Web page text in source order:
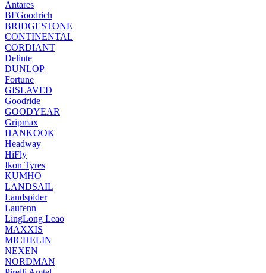
Antares
BFGoodrich
BRIDGESTONE
CONTINENTAL
CORDIANT
Delinte
DUNLOP
Fortune
GISLAVED
Goodride
GOODYEAR
Gripmax
HANKOOK
Headway
HiFly
Ikon Tyres
KUMHO
LANDSAIL
Landspider
Laufenn
LingLong Leao
MAXXIS
MICHELIN
NEXEN
NORDMAN